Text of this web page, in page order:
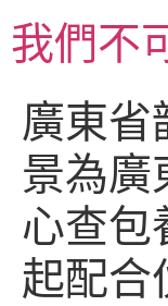
至
主我們不
廣東省
景為廣
心查包
起配合